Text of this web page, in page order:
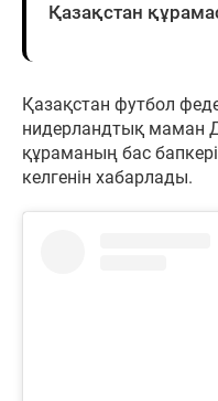
Қазақстан
Қазақстан футбол
нидерландтық маман
құраманың бас
келгенін хабарлады.